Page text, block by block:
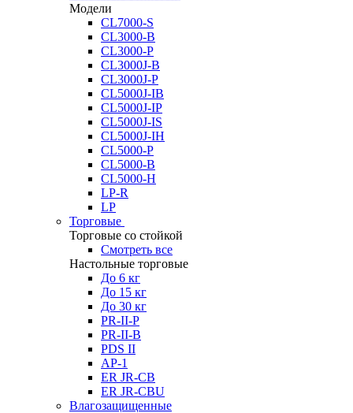
Модели
CL7000-S
CL3000-B
CL3000-P
CL3000J-B
CL3000J-P
CL5000J-IB
CL5000J-IP
CL5000J-IS
CL5000J-IH
CL5000-P
CL5000-B
CL5000-H
LP-R
LP
Торговые
Торговые со стойкой
Смотреть все
Настольные торговые
До 6 кг
До 15 кг
До 30 кг
PR-II-P
PR-II-B
PDS II
AP-1
ER JR-CB
ER JR-CBU
Влагозащищенные